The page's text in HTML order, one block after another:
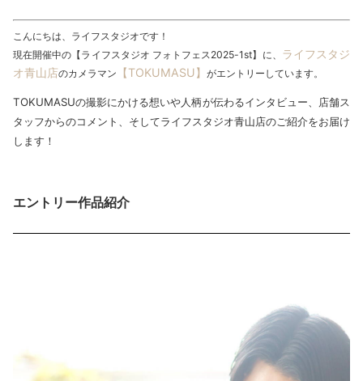
こんにちは、ライフスタジオです！
現在開催中の【ライフスタジオ フォトフェス2025-1st】に、 ライフスタジ
オ青山店のカメラマン 【TOKUMASU】 がエントリーしています。
TOKUMASUの撮影にかける想いや人柄が伝わるインタビュー、店舗ス
タッフからのコメント、そしてライフスタジオ青山店のご紹介をお届け
します！
エントリー作品紹介